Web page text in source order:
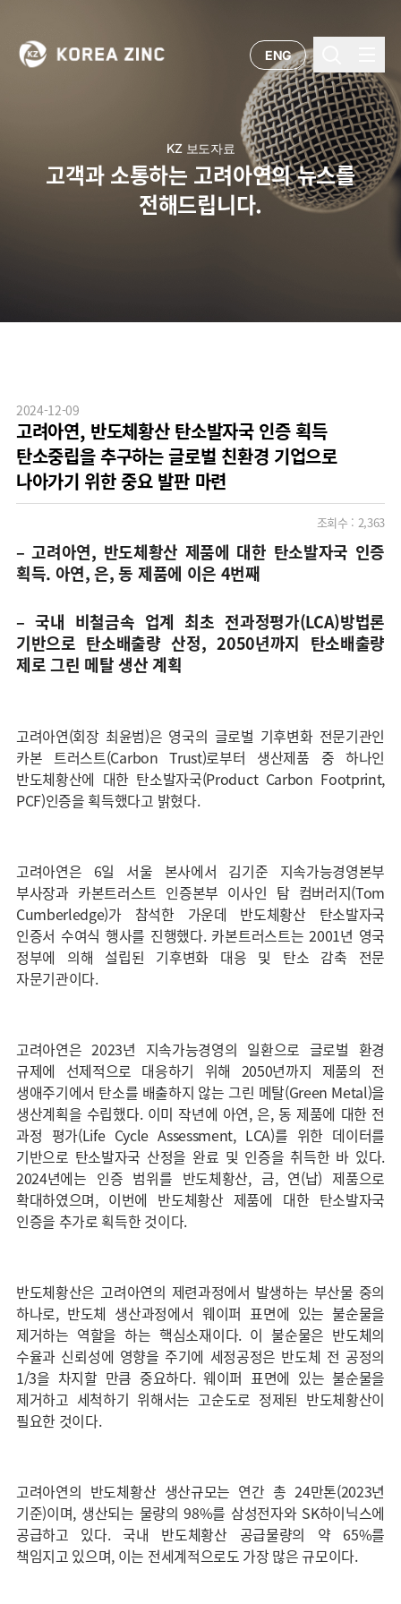
ENG
KZ 보도자료
고객과 소통하는 고려아연의 뉴스를
전해드립니다.
고려아연, 반도체황산 탄소발자국 인증 획득
탄소중립을 추구하는 글로벌 친환경 기업으로
나아가기 위한 중요 발판 마련
2024-12-09
조회수 : 2,363
– 고려아연, 반도체황산 제품에 대한 탄소발자국 인증
획득. 아연, 은, 동 제품에 이은 4번째
– 국내 비철금속 업계 최초 전과정평가(LCA)방법론
기반으로 탄소배출량 산정, 2050년까지 탄소배출량
제로 그린 메탈 생산 계획
고려아연(회장 최윤범)은 영국의 글로벌 기후변화 전문기관인
카본 트러스트(Carbon Trust)로부터 생산제품 중 하나인
반도체황산에 대한 탄소발자국(Product Carbon Footprint,
PCF)인증을 획득했다고 밝혔다.
고려아연은 6일 서울 본사에서 김기준 지속가능경영본부
부사장과 카본트러스트 인증본부 이사인 탐 컴버러지(Tom
Cumberledge)가 참석한 가운데 반도체황산 탄소발자국
인증서 수여식 행사를 진행했다. 카본트러스트는 2001년 영국
정부에 의해 설립된 기후변화 대응 및 탄소 감축 전문
자문기관이다.
고려아연은 2023년 지속가능경영의 일환으로 글로벌 환경
규제에 선제적으로 대응하기 위해 2050년까지 제품의 전
생애주기에서 탄소를 배출하지 않는 그린 메탈(Green Metal)을
생산계획을 수립했다. 이미 작년에 아연, 은, 동 제품에 대한 전
과정 평가(Life Cycle Assessment, LCA)를 위한 데이터를
기반으로 탄소발자국 산정을 완료 및 인증을 취득한 바 있다.
2024년에는 인증 범위를 반도체황산, 금, 연(납) 제품으로
확대하였으며, 이번에 반도체황산 제품에 대한 탄소발자국
인증을 추가로 획득한 것이다.
반도체황산은 고려아연의 제련과정에서 발생하는 부산물 중의
하나로, 반도체 생산과정에서 웨이퍼 표면에 있는 불순물을
제거하는 역할을 하는 핵심소재이다. 이 불순물은 반도체의
수율과 신뢰성에 영향을 주기에 세정공정은 반도체 전 공정의
1/3을 차지할 만큼 중요하다. 웨이퍼 표면에 있는 불순물을
제거하고 세척하기 위해서는 고순도로 정제된 반도체황산이
필요한 것이다.
고려아연의 반도체황산 생산규모는 연간 총 24만톤(2023년
기준)이며, 생산되는 물량의 98%를 삼성전자와 SK하이닉스에
공급하고 있다. 국내 반도체황산 공급물량의 약 65%를
책임지고 있으며, 이는 전세계적으로도 가장 많은 규모이다.